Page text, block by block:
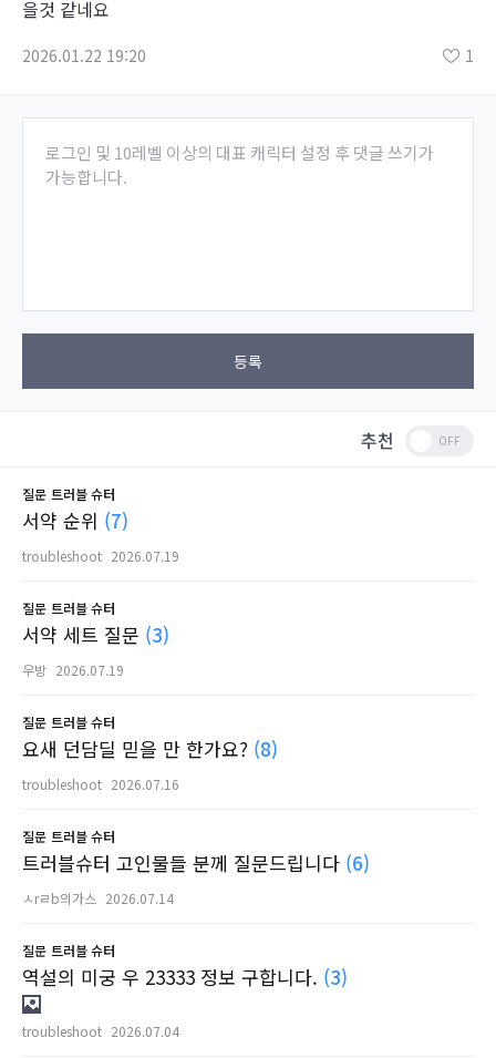
을것 같네요
2026.01.22 19:20 1
로그인 및 10레벨 이상의 대표 캐릭터 설정 후 댓글 쓰기가
가능합니다.
등록
추천
질문 트러블 슈터
서약 순위 (7)
troubleshoot 2026.07.19
질문 트러블 슈터
서약 세트 질문 (3)
우방 2026.07.19
질문 트러블 슈터
요새 던담딜 믿을 만 한가요? (8)
troubleshoot 2026.07.16
질문 트러블 슈터
트러블슈터 고인물들 분께 질문드립니다 (6)
ㅅrㄹb의가스 2026.07.14
질문 트러블 슈터
역설의 미궁 우 23333 정보 구합니다. (3)
troubleshoot 2026.07.04